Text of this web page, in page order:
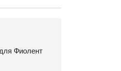
Фиолент